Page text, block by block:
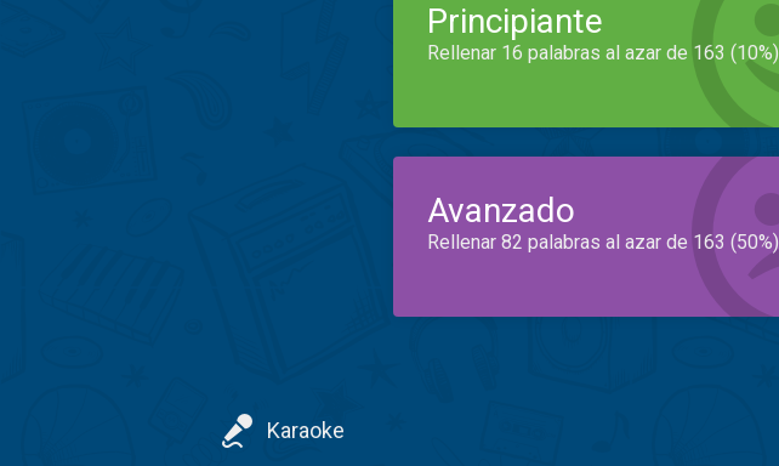
Principiante
Rellenar 16 palabras al azar de 163 (10%)
Avanzado
Rellenar 82 palabras al azar de 163 (50%)
Karaoke